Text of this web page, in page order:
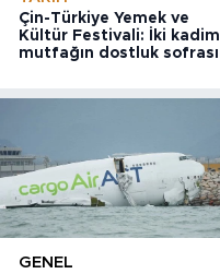
Çin-Türkiye Yemek ve
Kültür Festivali: İki kadim
mutfağın dostluk sofrası
GENEL